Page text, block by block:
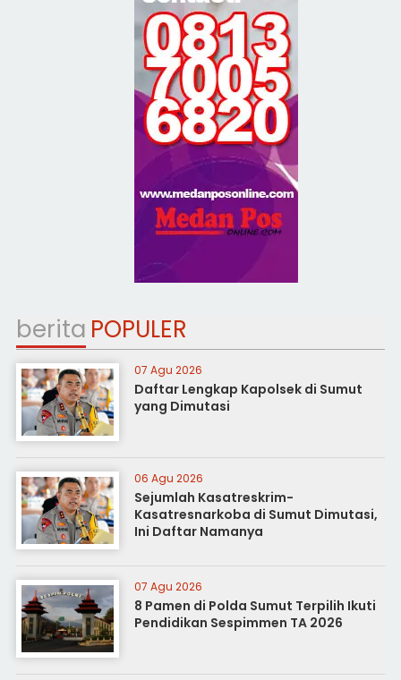
berita POPULER
07 Agu 2026
Daftar Lengkap Kapolsek di Sumut
yang Dimutasi
06 Agu 2026
Sejumlah Kasatreskrim-
Kasatresnarkoba di Sumut Dimutasi,
Ini Daftar Namanya
07 Agu 2026
8 Pamen di Polda Sumut Terpilih Ikuti
Pendidikan Sespimmen TA 2026